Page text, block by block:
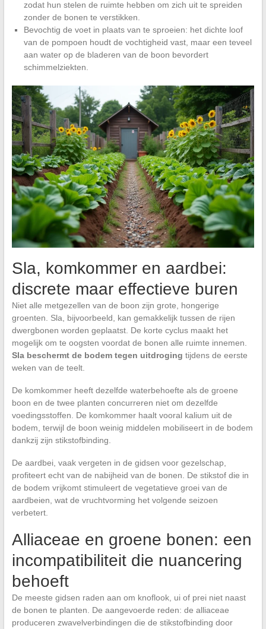
zodat hun stelen de ruimte hebben om zich uit te spreiden
zonder de bonen te verstikken.
Bevochtig de voet in plaats van te sproeien: het dichte loof
van de pompoen houdt de vochtigheid vast, maar een teveel
aan water op de bladeren van de boon bevordert
schimmelziekten.
Sla, komkommer en aardbei:
discrete maar effectieve buren
Niet alle metgezellen van de boon zijn grote, hongerige
groenten. Sla, bijvoorbeeld, kan gemakkelijk tussen de rijen
dwergbonen worden geplaatst. De korte cyclus maakt het
mogelijk om te oogsten voordat de bonen alle ruimte innemen.
Sla beschermt de bodem tegen uitdroging tijdens de eerste
weken van de teelt.
De komkommer heeft dezelfde waterbehoefte als de groene
boon en de twee planten concurreren niet om dezelfde
voedingsstoffen. De komkommer haalt vooral kalium uit de
bodem, terwijl de boon weinig middelen mobiliseert in de bodem
dankzij zijn stikstofbinding.
De aardbei, vaak vergeten in de gidsen voor gezelschap,
profiteert echt van de nabijheid van de bonen. De stikstof die in
de bodem vrijkomt stimuleert de vegetatieve groei van de
aardbeien, wat de vruchtvorming het volgende seizoen
verbetert.
Alliaceae en groene bonen: een
incompatibiliteit die nuancering
behoeft
De meeste gidsen raden aan om knoflook, ui of prei niet naast
de bonen te planten. De aangevoerde reden: de alliaceae
produceren zwavelverbindingen die de stikstofbinding door